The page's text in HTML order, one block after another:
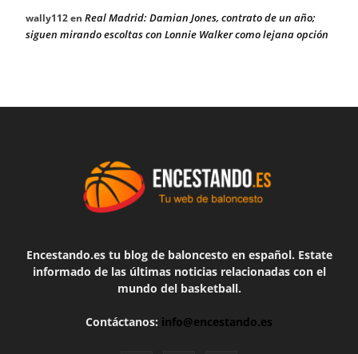
wally112en Real Madrid: Damian Jones, contrato de un año;
siguen mirando escoltas con Lonnie Walker como lejana opción
Encestando.es tu blog de baloncesto en español. Estate
informado de las últimas noticias relacionadas con el
mundo del basketball.
Contáctanos: info@encestando.es